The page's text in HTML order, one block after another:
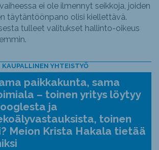
ei ole ilmennyt seikkoja, joiden
täytäntöönpano olisi kiellettävä.
tulleet valitukset hallinto-oikeus
KAUPALLINEN YHTEISTYÖ
paikkakunta, sama
– toinen yritys löytyy
ja
toinen
Meion Krista Hakala tietää